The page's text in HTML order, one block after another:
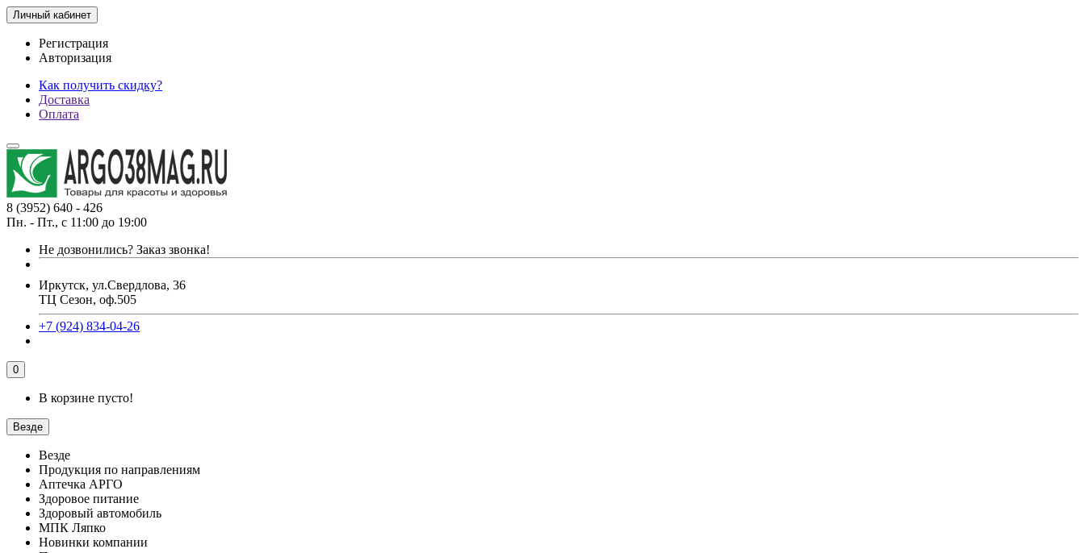
Личный кабинет
Регистрация
Авторизация
Как получить скидку?
Доставка
Оплата
8 (3952) 640 - 426
Пн. - Пт., с 11:00 до 19:00
Не дозвонились? Заказ звонка!
Иркутск, ул.Свердлова, 36
ТЦ Сезон, оф.505
+7 (924) 834-04-26
0
В корзине пусто!
Везде
Везде
Продукция по направлениям
Аптечка АРГО
Здоровое питание
Здоровый автомобиль
МПК Ляпко
Новинки компании